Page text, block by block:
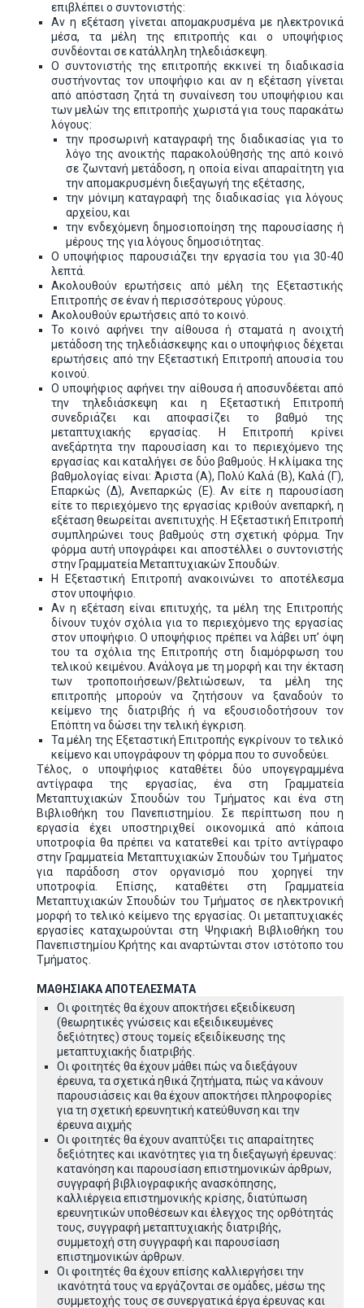
επιβλέπει ο συντονιστής:
Αν η εξέταση γίνεται απομακρυσμένα με ηλεκτρονικά
μέσα, τα μέλη της επιτροπής και ο υποψήφιος
συνδέονται σε κατάλληλη τηλεδιάσκεψη.
Ο συντονιστής της επιτροπής εκκινεί τη διαδικασία
συστήνοντας τον υποψήφιο και αν η εξέταση γίνεται
από απόσταση ζητά τη συναίνεση του υποψήφιου και
των μελών της επιτροπής χωριστά για τους παρακάτω
λόγους:
την προσωρινή καταγραφή της διαδικασίας για το
λόγο της ανοικτής παρακολούθησής της από κοινό
σε ζωντανή μετάδοση, η οποία είναι απαραίτητη για
την απομακρυσμένη διεξαγωγή της εξέτασης,
την μόνιμη καταγραφή της διαδικασίας για λόγους
αρχείου, και
την ενδεχόμενη δημοσιοποίηση της παρουσίασης ή
μέρους της για λόγους δημοσιότητας.
Ο υποψήφιος παρουσιάζει την εργασία του για 30-40
λεπτά.
Ακολουθούν ερωτήσεις από μέλη της Εξεταστικής
Επιτροπής σε έναν ή περισσότερους γύρους.
Ακολουθούν ερωτήσεις από το κοινό.
Το κοινό αφήνει την αίθουσα ή σταματά η ανοιχτή
μετάδοση της τηλεδιάσκεψης και ο υποψήφιος δέχεται
ερωτήσεις από την Εξεταστική Επιτροπή απουσία του
κοινού.
Ο υποψήφιος αφήνει την αίθουσα ή αποσυνδέεται από
την τηλεδιάσκεψη και η Εξεταστική Επιτροπή
συνεδριάζει και αποφασίζει το βαθμό της
μεταπτυχιακής εργασίας. Η Επιτροπή κρίνει
ανεξάρτητα την παρουσίαση και το περιεχόμενο της
εργασίας και καταλήγει σε δύο βαθμούς. Η κλίμακα της
βαθμολογίας είναι: Άριστα (Α), Πολύ Καλά (Β), Καλά (Γ),
Επαρκώς (Δ), Ανεπαρκώς (Ε). Αν είτε η παρουσίαση
είτε το περιεχόμενο της εργασίας κριθούν ανεπαρκή, η
εξέταση θεωρείται ανεπιτυχής. Η Εξεταστική Επιτροπή
συμπληρώνει τους βαθμούς στη σχετική φόρμα. Την
φόρμα αυτή υπογράφει και αποστέλλει ο συντονιστής
στην Γραμματεία Μεταπτυχιακών Σπουδών.
Η Εξεταστική Επιτροπή ανακοινώνει το αποτέλεσμα
στον υποψήφιο.
Αν η εξέταση είναι επιτυχής, τα μέλη της Επιτροπής
δίνουν τυχόν σχόλια για το περιεχόμενο της εργασίας
στον υποψήφιο. Ο υποψήφιος πρέπει να λάβει υπ’ όψη
του τα σχόλια της Επιτροπής στη διαμόρφωση του
τελικού κειμένου. Ανάλογα με τη μορφή και την έκταση
των τροποποιήσεων/βελτιώσεων, τα μέλη της
επιτροπής μπορούν να ζητήσουν να ξαναδούν το
κείμενο της διατριβής ή να εξουσιοδοτήσουν τον
Επόπτη να δώσει την τελική έγκριση.
Τα μέλη της Εξεταστική Επιτροπής εγκρίνουν το τελικό
κείμενο και υπογράφουν τη φόρμα που το συνοδεύει.
Τέλος, ο υποψήφιος καταθέτει δύο υπογεγραμμένα
αντίγραφα της εργασίας, ένα στη Γραμματεία
Μεταπτυχιακών Σπουδών του Τμήματος και ένα στη
Βιβλιοθήκη του Πανεπιστημίου. Σε περίπτωση που η
εργασία έχει υποστηριχθεί οικονομικά από κάποια
υποτροφία θα πρέπει να κατατεθεί και τρίτο αντίγραφο
στην Γραμματεία Μεταπτυχιακών Σπουδών του Τμήματος
για παράδοση στον οργανισμό που χορηγεί την
υποτροφία. Επίσης, καταθέτει στη Γραμματεία
Μεταπτυχιακών Σπουδών του Τμήματος σε ηλεκτρονική
μορφή το τελικό κείμενο της εργασίας. Οι μεταπτυχιακές
εργασίες καταχωρούνται στη Ψηφιακή Βιβλιοθήκη του
Πανεπιστημίου Κρήτης και αναρτώνται στον ιστότοπο του
Τμήματος.
ΜΑΘΗΣΙΑΚΑ ΑΠΟΤΕΛΕΣΜΑΤΑ
Οι φοιτητές θα έχουν αποκτήσει εξειδίκευση
(θεωρητικές γνώσεις και εξειδικευμένες
δεξιότητες) στους τομείς εξειδίκευσης της
μεταπτυχιακής διατριβής.
Οι φοιτητές θα έχουν μάθει πώς να διεξάγουν
έρευνα, τα σχετικά ηθικά ζητήματα, πώς να κάνουν
παρουσιάσεις και θα έχουν αποκτήσει πληροφορίες
για τη σχετική ερευνητική κατεύθυνση και την
έρευνα αιχμής
Οι φοιτητές θα έχουν αναπτύξει τις απαραίτητες
δεξιότητες και ικανότητες για τη διεξαγωγή έρευνας:
κατανόηση και παρουσίαση επιστημονικών άρθρων,
συγγραφή βιβλιογραφικής ανασκόπησης,
καλλιέργεια επιστημονικής κρίσης, διατύπωση
ερευνητικών υποθέσεων και έλεγχος της ορθότητάς
τους, συγγραφή μεταπτυχιακής διατριβής,
συμμετοχή στη συγγραφή και παρουσίαση
επιστημονικών άρθρων.
Οι φοιτητές θα έχουν επίσης καλλιεργήσει την
ικανότητά τους να εργάζονται σε ομάδες, μέσω της
συμμετοχής τους σε συνεργατικά έργα έρευνας και